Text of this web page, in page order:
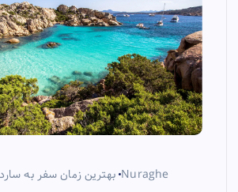
Nuraghe بهترین زمان سفر به